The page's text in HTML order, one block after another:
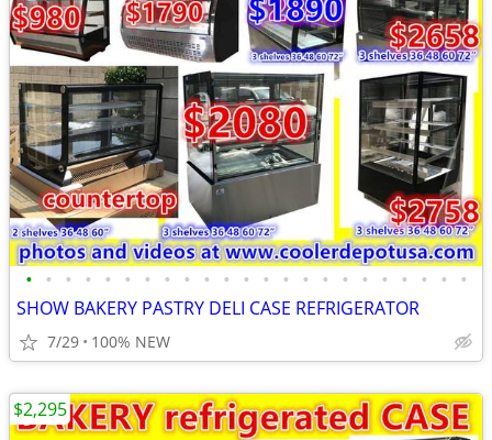
• • • • • • • • • • • • • • • • • • • • • • •
SHOW BAKERY PASTRY DELI CASE REFRIGERATOR
7/29 100% NEW
$2,295